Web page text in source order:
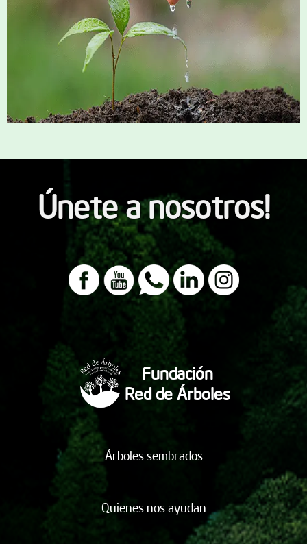
Únete a nosotros!
Fundación
Red de Árboles
Árboles sembrados
Quienes nos ayudan